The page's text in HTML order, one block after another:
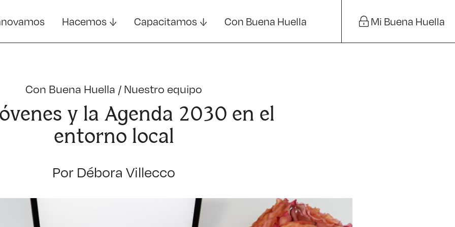
Hacemos Capacitamos Con Buena Huella Mi Buena Huella
Con Buena Huella /Nuestro equipo
y la Agenda 2030 en el
entorno local
Por Débora Villecco